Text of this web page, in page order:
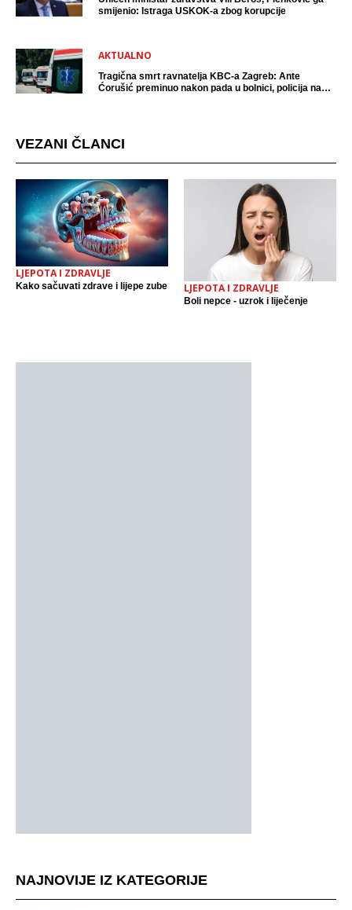
smijenio: Istraga USKOK-a zbog korupcije
AKTUALNO
Tragična smrt ravnatelja KBC-a Zagreb: Ante
Ćorušić preminuo nakon pada u bolnici, policija na
VEZANI ČLANCI
LJEPOTA I ZDRAVLJE
Kako sačuvati zdrave i lijepe zube LJEPOTA I ZDRAVLJE
Boli nepce - uzrok i liječenje
NAJNOVIJE IZ KATEGORIJE